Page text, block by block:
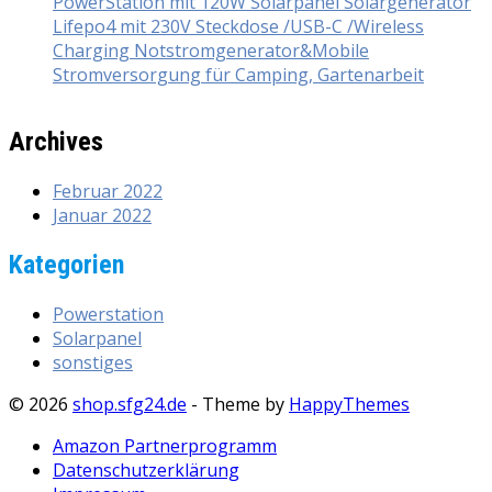
Lifepo4 mit 230V Steckdose /USB-C /Wireless
Charging Notstromgenerator&Mobile
Stromversorgung für Camping, Gartenarbeit
Archives
Februar 2022
Januar 2022
Kategorien
Powerstation
Solarpanel
sonstiges
© 2026 shop.sfg24.de - Theme by HappyThemes
Amazon Partnerprogramm
Datenschutzerklärung